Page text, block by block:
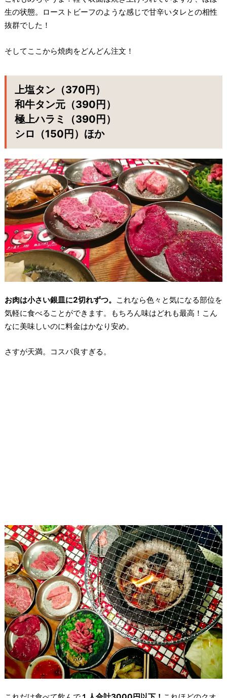
生の状態。ローストビーフのような感じで甘辛いタレとの相性
抜群でした！
そしてここから焼肉をどんどん注文！
上塩タン（370円）
和牛タン元（390円）
極上ハラミ（390円）
シロ（150円）ほか
お肉は小さい銀皿に2切れずつ。
これなら色々と気になる部位を
気軽に食べることができます。もちろん味はどれも最高！こん
なに美味しいのに料金はかなり安め。
さすが天満。コスパ良すぎる。